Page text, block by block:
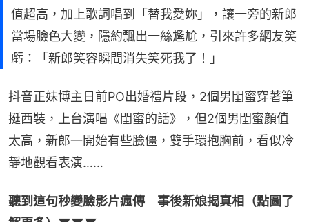
值超高，加上歌詞唱到「替我愛妳」，讓一旁的新郎
當場臉色大變，隱約飄出一絲尷尬，引來許多網友笑
虧：「新郎笑容瞬間消失笑死我了！」
抖音正妹博主日前PO出婚禮片段，2個男閨蜜穿著筆
挺西裝，上台演唱《閨蜜的話》，但2個男閨蜜顏值
太高，新郎一開始有些臉僵，雙手環抱胸前，看似冷
靜地觀看表演……
聽到這句秒變臉影片瘋傳　事後新娘揭真相（點圖了